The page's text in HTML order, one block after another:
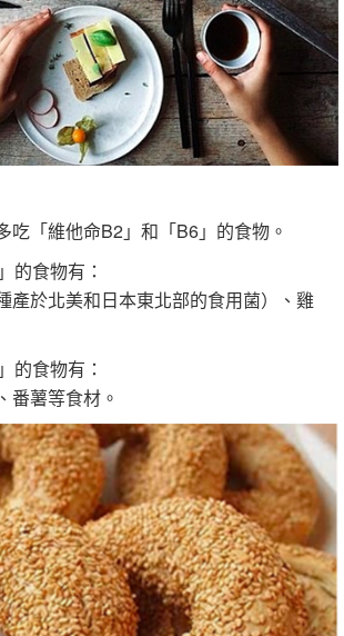
吃「維他命B2」和「B6」的食物。
的食物有：
產於北美和日本東北部的食用菌）、雞
的食物有：
番薯等食材。